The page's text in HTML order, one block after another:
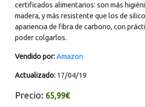
certificados alimentarios: son más
madera, y más resistente que los de
apariencia de fibra de carbono, con
poder colgarlos.
Vendido por:Amazon
Actualizado: 17/04/19
Precio: 65,99€